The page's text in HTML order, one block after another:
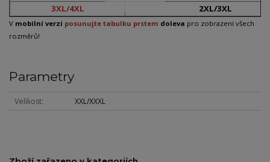
3XL/4XL
2XL/3XL
V mobilní verzi posunujte tabulku prstem doleva pro zobrazení všech
rozměrů!
Parametry
Velikost XXL/XXXL